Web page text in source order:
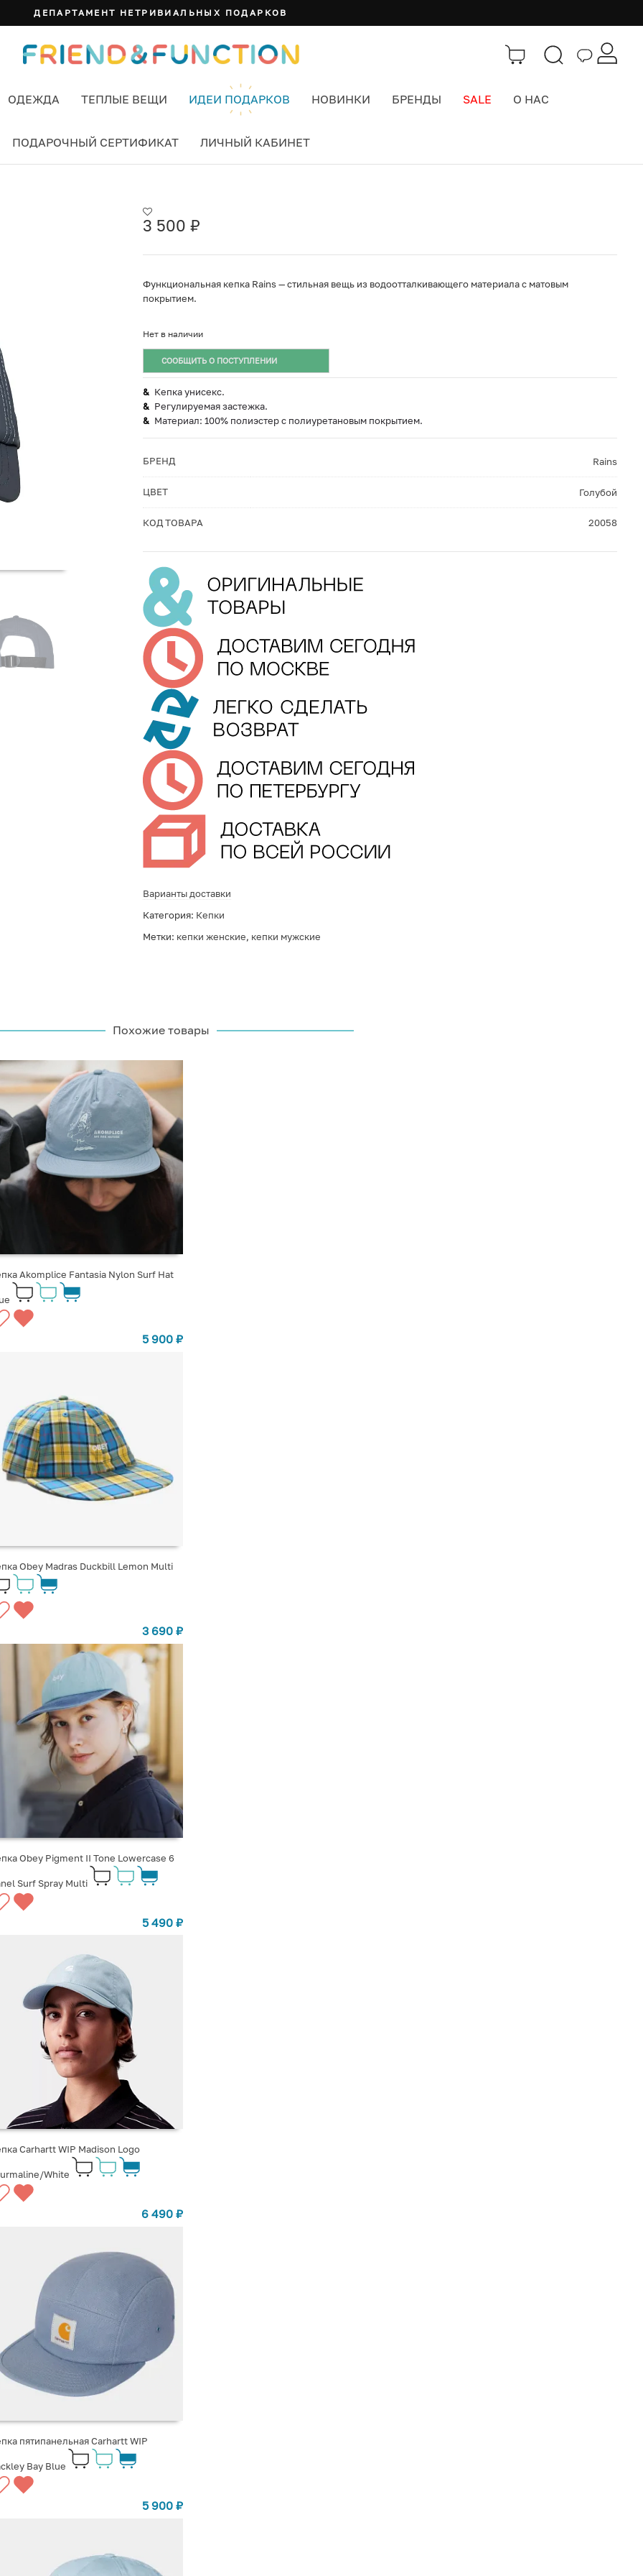
ДЕПАРТАМЕНТ НЕТРИВИАЛЬНЫХ ПОДАРКОВ
ОДЕЖДА ТЕПЛЫЕ ВЕЩИ ИДЕИ ПОДАРКОВ НОВИНКИ БРЕНДЫ SALE О НАС
ПОДАРОЧНЫЙ СЕРТИФИКАТ ЛИЧНЫЙ КАБИНЕТ
3 500 ₽
Функциональная кепка Rains — стильная вещь из водоотталкивающего материала с матовым
покрытием.
Нет в наличии
СООБЩИТЬ О ПОСТУПЛЕНИИ
Кепка унисекс.
Регулируемая застежка.
Материал: 100% полиэстер с полиуретановым покрытием.
БРЕНД Rains
ЦВЕТ Голубой
КОД ТОВАРА 20058
Варианты доставки
Категория: Кепки
Метки: кепки женские, кепки мужские
Похожие товары
Akomplice Fantasia Nylon Surf Hat
5 900₽
Obey Madras Duckbill Lemon Multi
3 690₽
Obey Pigment II Tone Lowercase 6
Surf Spray Multi
5 490₽
Carhartt WIP Madison Logo
White
6 490₽
пятипанельная Carhartt WIP
Bay Blue
5 900₽